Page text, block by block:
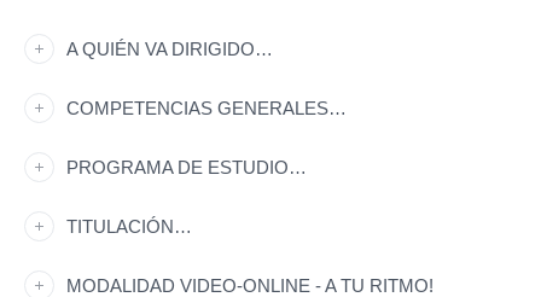
A QUIÉN VA DIRIGIDO…
COMPETENCIAS GENERALES…
PROGRAMA DE ESTUDIO…
TITULACIÓN…
MODALIDAD VIDEO-ONLINE - A TU RITMO!